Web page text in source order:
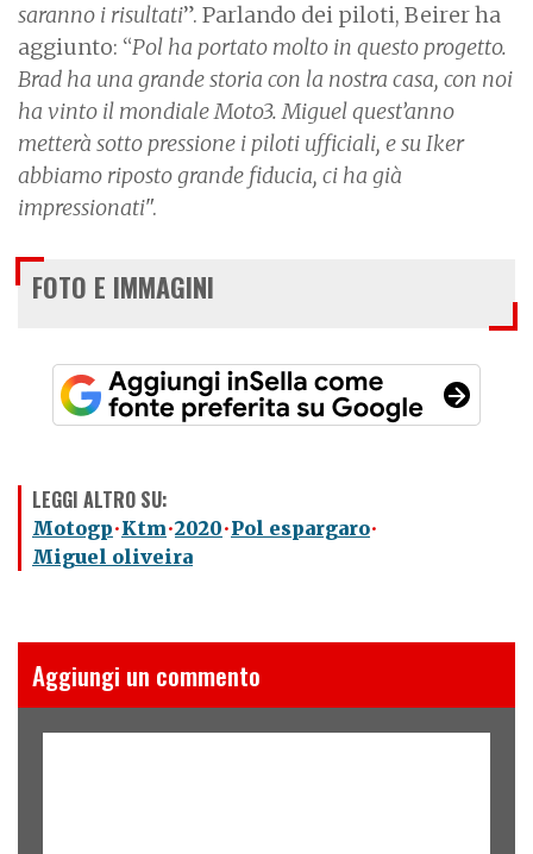
saranno i risultati”. Parlando dei piloti, Beirer ha
aggiunto: “Pol ha portato molto in questo progetto.
Brad ha una grande storia con la nostra casa, con noi
ha vinto il mondiale Moto3. Miguel quest’anno
metterà sotto pressione i piloti ufficiali, e su Iker
abbiamo riposto grande fiducia, ci ha già
impressionati".
FOTO E IMMAGINI
LEGGI ALTRO SU:
Motogp Ktm 2020 Pol espargaro
Miguel oliveira
Aggiungi un commento